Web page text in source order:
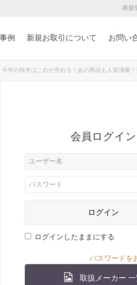
新規
例 新規お取引について お問い
今年の秋冬はこれが売れる！あの商品も人気沸騰！
会員ログイン
ログイン
ログインしたままにする
パスワードを
取扱メーカー 一